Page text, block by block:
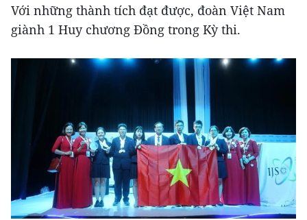
Với những thành tích đạt được, đoàn Việt Nam
giành 1 Huy chương Đồng trong Kỳ thi.